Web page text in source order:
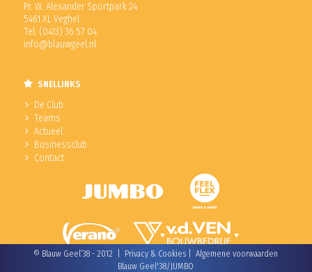
Pr. W. Alexander Sportpark 24
5461 XL Veghel
Tel. (0413) 36 57 04
info@blauwgeel.nl
SNELLINKS
De Club
Teams
Actueel
Businessclub
Contact
© Blauw Geel’38 - 2012 | Privacy & Cookies |Algemene voorwaarden
Blauw Geel'38/JUMBO